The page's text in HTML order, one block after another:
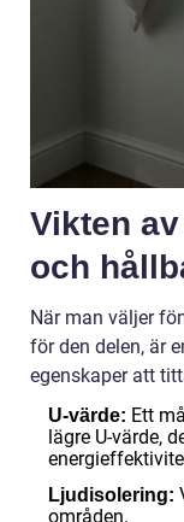
Vikten
och
När man väljer
för den delen, är
egenskaper att
U-värde: Ett
lägre U-värde,
Ljudisolering:
områden.